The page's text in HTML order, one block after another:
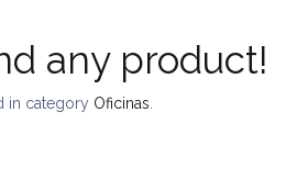
any product!
in category Oficinas